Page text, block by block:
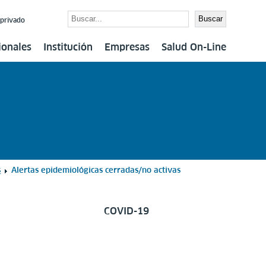
Buscar
privado
Institución Empresas Salud On-Line
Alertas epidemiológicas cerradas/no activas
COVID-19